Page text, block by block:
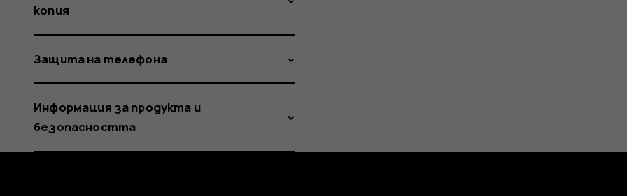
копия
Защита на телефона
Информация за продукта и
безопасността